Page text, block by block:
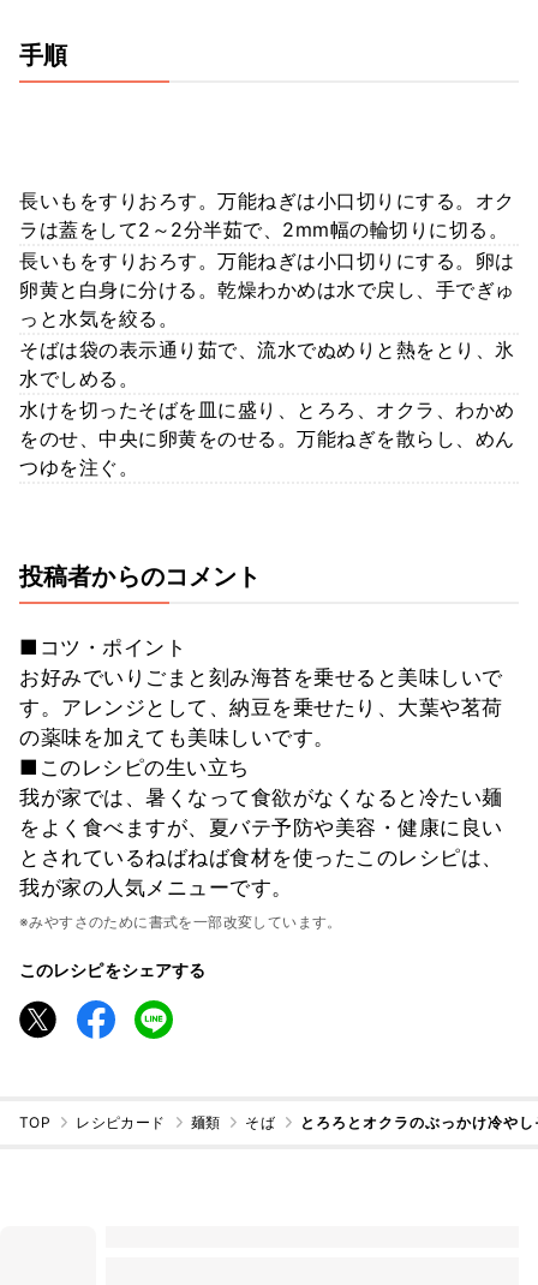
手順
長いもをすりおろす。万能ねぎは小口切りにする。オク
ラは蓋をして2～2分半茹で、2mm幅の輪切りに切る。
長いもをすりおろす。万能ねぎは小口切りにする。卵は
卵黄と白身に分ける。乾燥わかめは水で戻し、手でぎゅ
っと水気を絞る。
そばは袋の表示通り茹で、流水でぬめりと熱をとり、氷
水でしめる。
水けを切ったそばを皿に盛り、とろろ、オクラ、わかめ
をのせ、中央に卵黄をのせる。万能ねぎを散らし、めん
つゆを注ぐ。
投稿者からのコメント
■コツ・ポイント
お好みでいりごまと刻み海苔を乗せると美味しいで
す。アレンジとして、納豆を乗せたり、大葉や茗荷
の薬味を加えても美味しいです。
■このレシピの生い立ち
我が家では、暑くなって食欲がなくなると冷たい麺
をよく食べますが、夏バテ予防や美容・健康に良い
とされているねばねば食材を使ったこのレシピは、
我が家の人気メニューです。
※みやすさのために書式を一部改変しています。
このレシピをシェアする
TOP レシピカード 麺類 そば とろろとオクラのぶっかけ冷や